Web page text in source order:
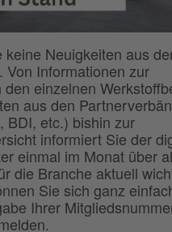
keine Neuigkeiten aus
Von Informationen zur
einzelnen
aus den
BDI, etc.) bishin zur
informiert Sie der
einmal im Monat über
die Branche aktuell
Sie sich ganz
Ihrer